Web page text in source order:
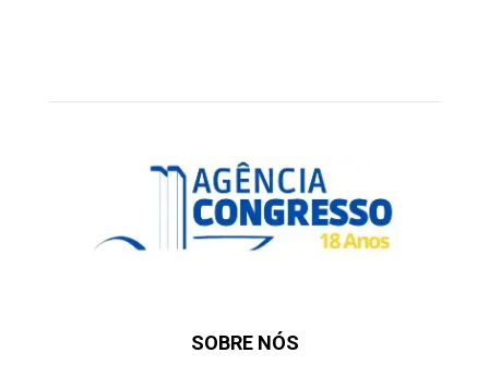
SOBRE NÓS